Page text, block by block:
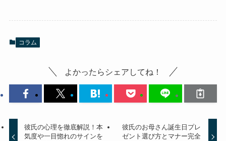
コラム
よかったらシェアしてね！
彼氏の心理を徹底解説！本
気度や一目惚れのサインを
彼氏のお母さん誕生日プレ
ゼント選び方とマナー完全